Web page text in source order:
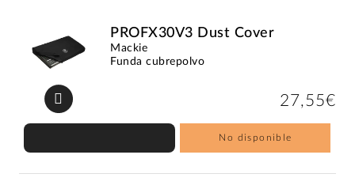
PROFX30V3 Dust Cover
Mackie
Funda cubrepolvo
27,55€
No disponible